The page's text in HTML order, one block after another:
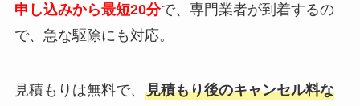
申し込みから最短20分で、専門業者が到着するの
で、急な駆除にも対応。
見積もりは無料で、 見積もり後のキャンセル料な